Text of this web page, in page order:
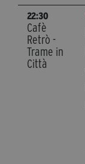
22:30
Cafè
Retrò -
Trame in
Città